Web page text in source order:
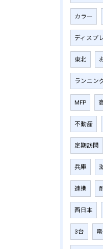
カラー
ディスプ
東北
ランニン
MFP
不動産
定期訪問
兵庫
連携
西日本
3台